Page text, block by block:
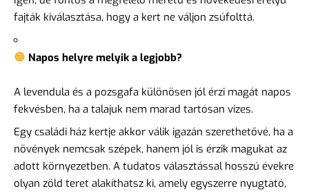
fajták kiválasztása, hogy a kert ne váljon zsúfolttá.
Napos helyre melyik a legjobb?
A levendula és a pozsgafa különösen jól érzi magát napos
fekvésben, ha a talajuk nem marad tartósan vizes.
Egy családi ház kertje akkor válik igazán szerethetővé, ha a
növények nemcsak szépek, hanem jól is érzik magukat az
adott környezetben. A tudatos választással hosszú évekre
olyan zöld teret alakíthatsz ki, amely egyszerre nyugtató,